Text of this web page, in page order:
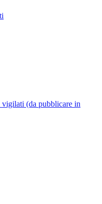
(da pubblicare in